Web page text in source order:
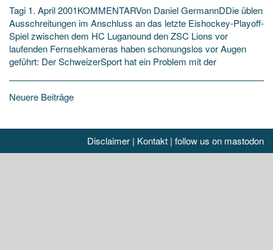
Tagi 1. April 2001KOMMENTARVon Daniel GermannDDie üblen
Ausschreitungen im Anschluss an das letzte Eishockey-Playoff-
Spiel zwischen dem HC Luganound den ZSC Lions vor
laufenden Fernsehkameras haben schonungslos vor Augen
geführt: Der SchweizerSport hat ein Problem mit der
Beitragsnavigation
Neuere Beiträge
Disclaimer | Kontakt | follow us on mastodon